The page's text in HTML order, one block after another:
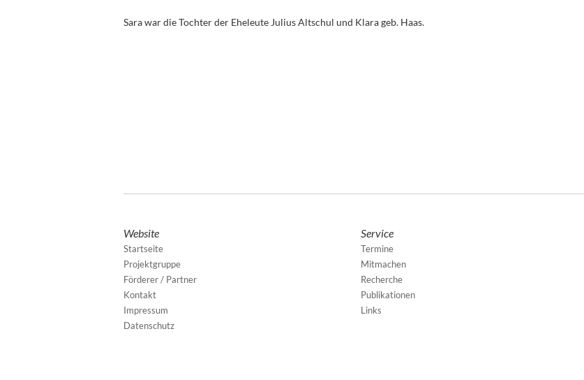
Sara war die Tochter der Eheleute Julius Altschul und Klara geb. Haas.
Website
Startseite
Projektgruppe
Förderer / Partner
Kontakt
Impressum
Datenschutz
Service
Termine
Mitmachen
Recherche
Publikationen
Links